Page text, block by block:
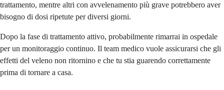
trattamento, mentre altri con avvelenamento più grave potrebbero aver
bisogno di dosi ripetute per diversi giorni.
Dopo la fase di trattamento attivo, probabilmente rimarrai in ospedale
per un monitoraggio continuo. Il team medico vuole assicurarsi che gli
effetti del veleno non ritornino e che tu stia guarendo correttamente
prima di tornare a casa.